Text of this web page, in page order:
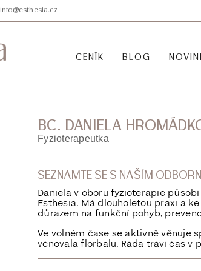
info@esthesia.cz
CENÍK BLOG
BC. DANIELA
Fyzioterapeutka
SEZNAMTE SE S NAŠÍM
Daniela v oboru fyzioterapie
Esthesia. Má dlouholetou praxi a
důrazem na funkční pohyb,
Ve volném čase se aktivně věnuje
věnovala florbalu. Ráda tráví čas v